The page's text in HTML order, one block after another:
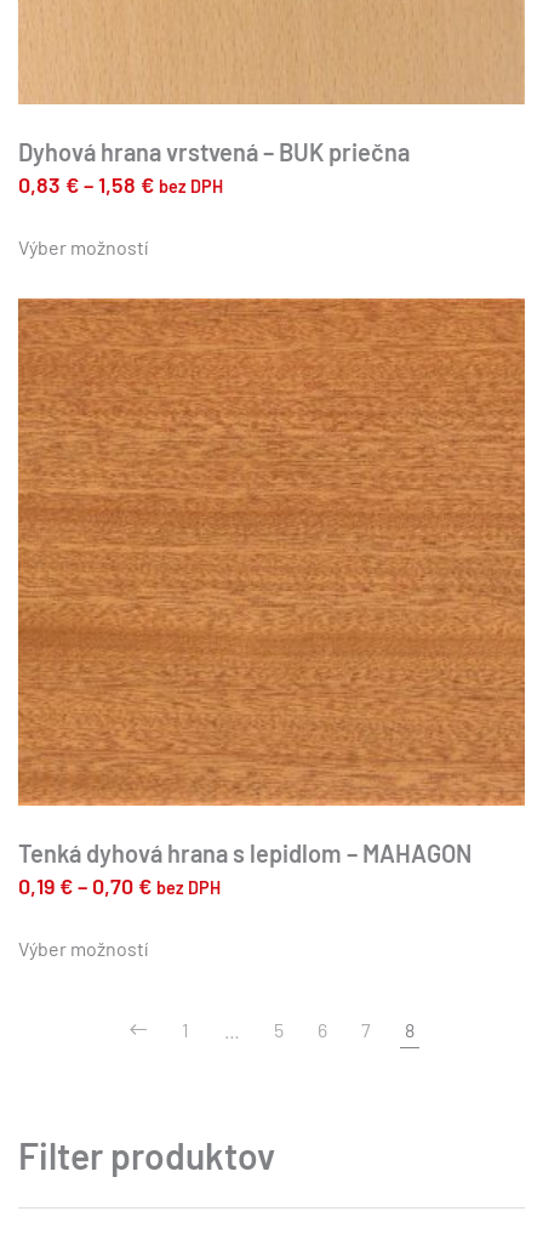
Dyhová hrana vrstvená – BUK priečna
0,83 €–1,58 €Price
1,58 €
bez DPH
Výber možnostíprodukt
viacero
variantov.
Možnosti
si
môžete
vybrať
na
stránke
produktu.
Tenká dyhová hrana s lepidlom – MAHAGON
0,19 €– 0,70 €Price
bez DPH
Výber možnostíprodukt
variantov.
vybrať
1 5 6 7 8
Filter produktov